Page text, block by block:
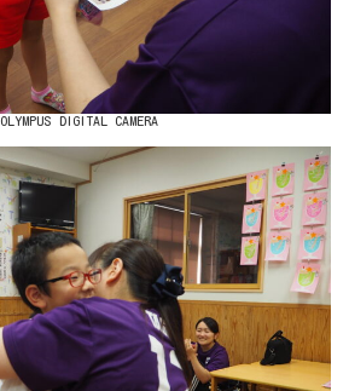
OLYMPUS DIGITAL CAMERA